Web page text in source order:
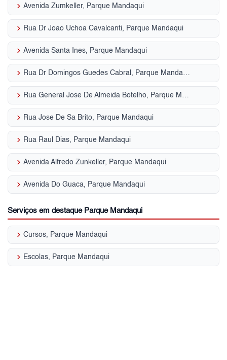
keyboard_arrow_right Avenida Zumkeller, Parque Mandaqui
keyboard_arrow_right Rua Dr Joao Uchoa Cavalcanti, Parque Mandaqui
keyboard_arrow_right Avenida Santa Ines, Parque Mandaqui
keyboard_arrow_right Rua Dr Domingos Guedes Cabral, Parque Mandaqui
keyboard_arrow_right Rua General Jose De Almeida Botelho, Parque Mandaqui
keyboard_arrow_right Rua Jose De Sa Brito, Parque Mandaqui
keyboard_arrow_right Rua Raul Dias, Parque Mandaqui
keyboard_arrow_right Avenida Alfredo Zunkeller, Parque Mandaqui
keyboard_arrow_right Avenida Do Guaca, Parque Mandaqui
Serviços em destaque Parque Mandaqui
keyboard_arrow_right Cursos, Parque Mandaqui
keyboard_arrow_right Escolas, Parque Mandaqui